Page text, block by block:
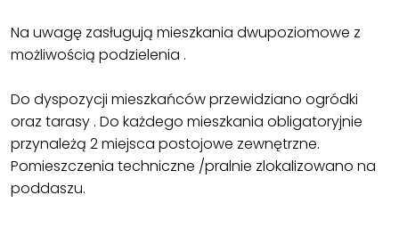
Na uwagę zasługują mieszkania dwupoziomowe z
możliwością podzielenia .
Do dyspozycji mieszkańców przewidziano ogródki
oraz tarasy . Do każdego mieszkania obligatoryjnie
przynależą 2 miejsca postojowe zewnętrzne.
Pomieszczenia techniczne /pralnie zlokalizowano na
poddaszu.